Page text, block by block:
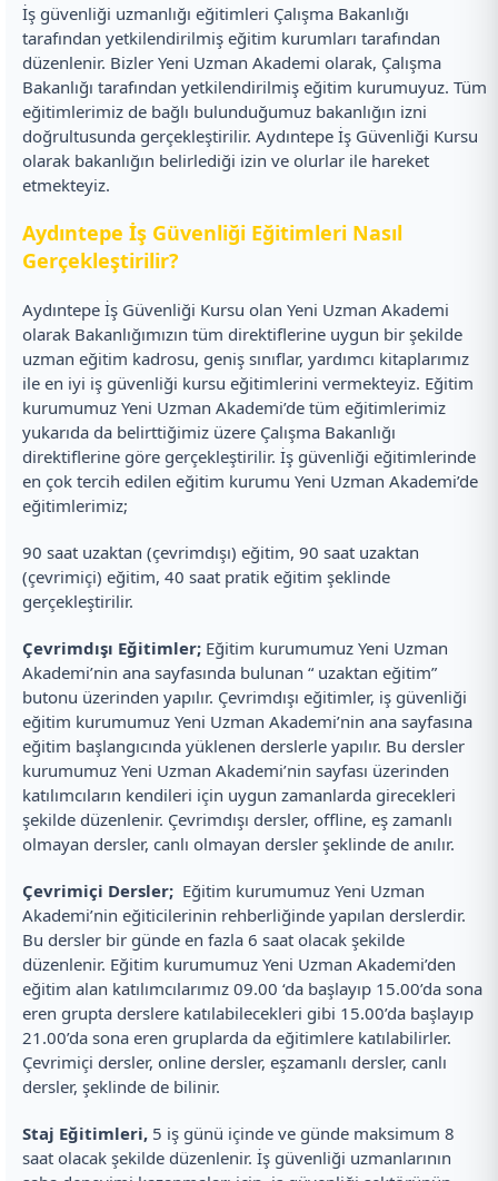
İş güvenliği uzmanlığı eğitimleri Çalışma Bakanlığı
tarafından yetkilendirilmiş eğitim kurumları tarafından
düzenlenir. Bizler Yeni Uzman Akademi olarak, Çalışma
Bakanlığı tarafından yetkilendirilmiş eğitim kurumuyuz. Tüm
eğitimlerimiz de bağlı bulunduğumuz bakanlığın izni
doğrultusunda gerçekleştirilir. Aydıntepe İş Güvenliği Kursu
olarak bakanlığın belirlediği izin ve olurlar ile hareket
etmekteyiz.
Aydıntepe İş Güvenliği Eğitimleri Nasıl
Gerçekleştirilir?
Aydıntepe İş Güvenliği Kursu olan Yeni Uzman Akademi
olarak Bakanlığımızın tüm direktiflerine uygun bir şekilde
uzman eğitim kadrosu, geniş sınıflar, yardımcı kitaplarımız
ile en iyi iş güvenliği kursu eğitimlerini vermekteyiz. Eğitim
kurumumuz Yeni Uzman Akademi’de tüm eğitimlerimiz
yukarıda da belirttiğimiz üzere Çalışma Bakanlığı
direktiflerine göre gerçekleştirilir. İş güvenliği eğitimlerinde
en çok tercih edilen eğitim kurumu Yeni Uzman Akademi’de
eğitimlerimiz;
90 saat uzaktan (çevrimdışı) eğitim, 90 saat uzaktan
(çevrimiçi) eğitim, 40 saat pratik eğitim şeklinde
gerçekleştirilir.
Çevrimdışı Eğitimler; Eğitim kurumumuz Yeni Uzman
Akademi’nin ana sayfasında bulunan “ uzaktan eğitim”
butonu üzerinden yapılır. Çevrimdışı eğitimler, iş güvenliği
eğitim kurumumuz Yeni Uzman Akademi’nin ana sayfasına
eğitim başlangıcında yüklenen derslerle yapılır. Bu dersler
kurumumuz Yeni Uzman Akademi’nin sayfası üzerinden
katılımcıların kendileri için uygun zamanlarda girecekleri
şekilde düzenlenir. Çevrimdışı dersler, offline, eş zamanlı
olmayan dersler, canlı olmayan dersler şeklinde de anılır.
Çevrimiçi Dersler; Eğitim kurumumuz Yeni Uzman
Akademi’nin eğiticilerinin rehberliğinde yapılan derslerdir.
Bu dersler bir günde en fazla 6 saat olacak şekilde
düzenlenir. Eğitim kurumumuz Yeni Uzman Akademi’den
eğitim alan katılımcılarımız 09.00 ‘da başlayıp 15.00’da sona
eren grupta derslere katılabilecekleri gibi 15.00’da başlayıp
21.00’da sona eren gruplarda da eğitimlere katılabilirler.
Çevrimiçi dersler, online dersler, eşzamanlı dersler, canlı
dersler, şeklinde de bilinir.
Staj Eğitimleri, 5 iş günü içinde ve günde maksimum 8
saat olacak şekilde düzenlenir. İş güvenliği uzmanlarının